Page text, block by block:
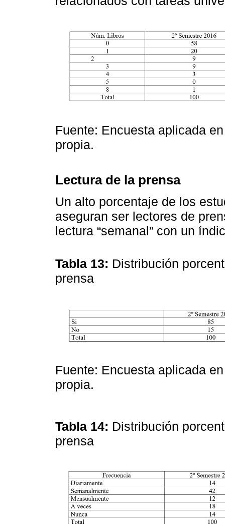
Fuente: Encuesta aplicada
propia.
Lectura de la prensa
Un alto porcentaje de los
aseguran ser lectores de
lectura “semanal” con un
Tabla 13: Distribución
prensa
Fuente: Encuesta aplicada
propia.
Tabla 14: Distribución
prensa